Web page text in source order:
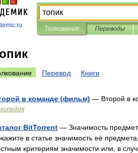
Толкования Переводы
Перевод Книги
в команде (фильм) — Второй в
BitTorrent — Значимость
в статье значимость её
критериям значимости или, в